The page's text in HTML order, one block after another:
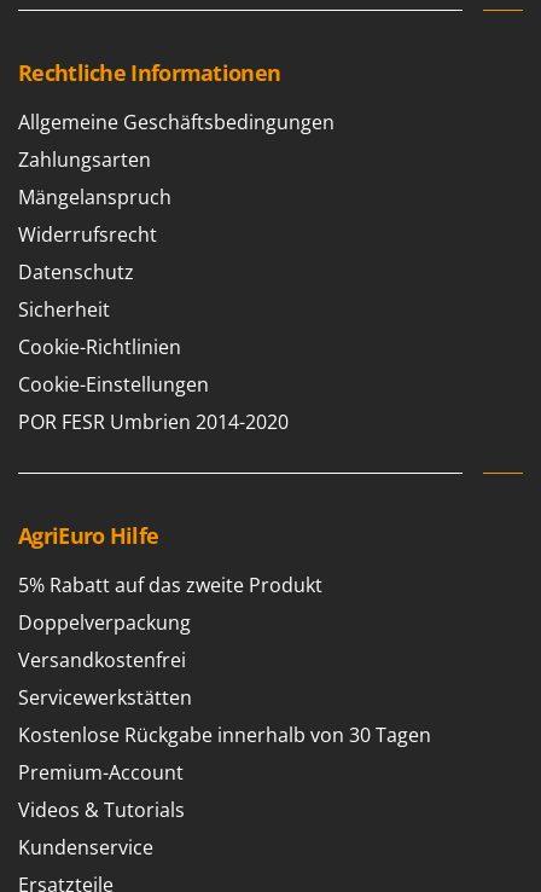
Zodiac
Rechtliche Informationen
Allgemeine Geschäftsbedingungen
Zahlungsarten
Mängelanspruch
Widerrufsrecht
Datenschutz
Sicherheit
Cookie-Richtlinien
Cookie-Einstellungen
POR FESR Umbrien 2014-2020
AgriEuro Hilfe
5% Rabatt auf das zweite Produkt
Doppelverpackung
Versandkostenfrei
Servicewerkstätten
Kostenlose Rückgabe innerhalb von 30 Tagen
Premium-Account
Videos & Tutorials
Kundenservice
Ersatzteile